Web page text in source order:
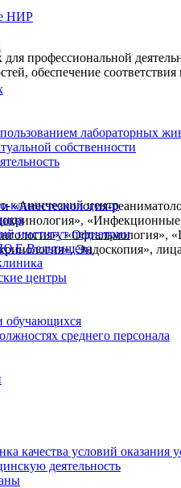
НИР
лабораторных
собственности
клинический центр
институт педиатрии
Ю.Е.Вельтищева
центры
обучающихся
среднего персонала
качества условий оказания
деятельность
профессиональной
обеспечение
«Офтальмология»,
Эндоскопия»,